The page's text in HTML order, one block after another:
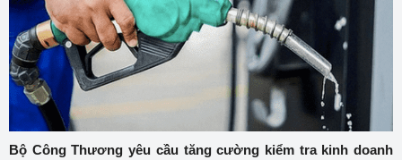
Bộ Công Thương yêu cầu tăng cường kiểm tra kinh doanh